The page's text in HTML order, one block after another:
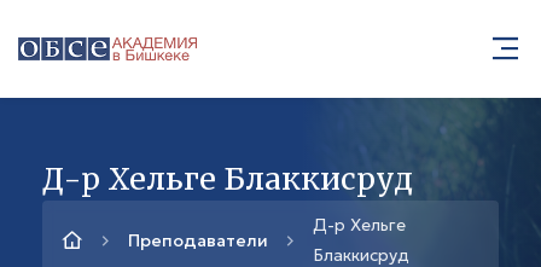
Д-р Хельге Блаккисруд
Преподаватели
Д-р Хельге
Блаккисруд